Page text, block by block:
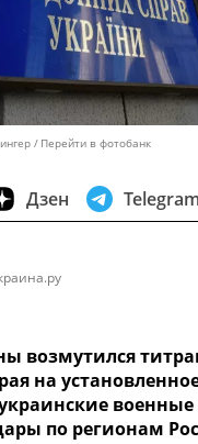
Перейти в фотобанк
Дзен Telegram
возмутился
на
по регионам